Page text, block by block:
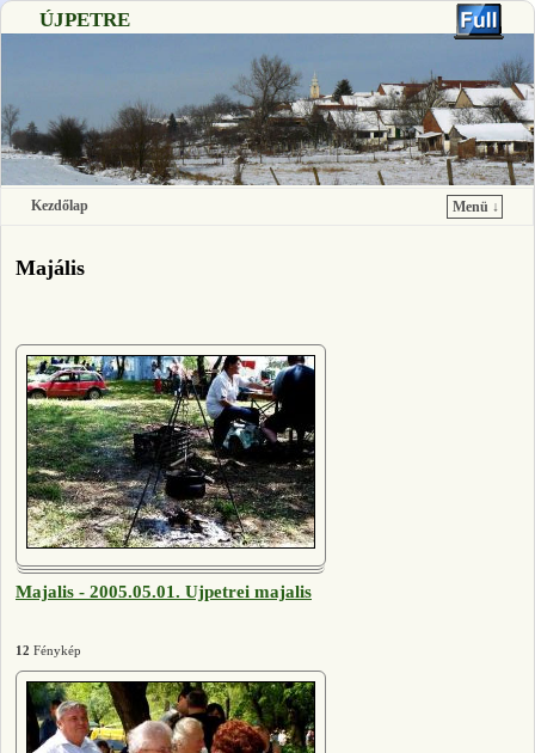
ÚJPETRE
Kezdőlap
Menü ↓
Majális
Majalis - 2005.05.01. Ujpetrei majalis
12 Fénykép